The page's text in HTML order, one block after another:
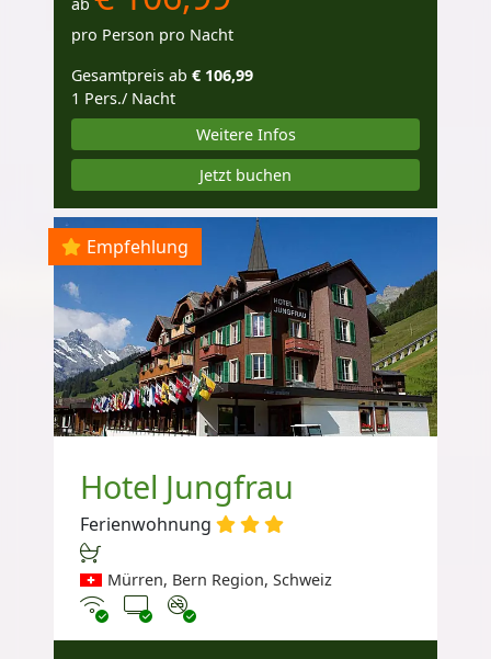
pro Person pro Nacht
Gesamtpreis ab € 106,99
1 Pers./ Nacht
Weitere Infos
Jetzt buchen
Empfehlung
Hotel Jungfrau
Ferienwohnung
Mürren, Bern Region, Schweiz
Internet
TV Nichtraucher